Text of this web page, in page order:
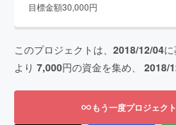
目標金額30,000円
このプロジェクトは、 2018/12/04
より 7,000円の資金を集め、 2018/
もう一度プロジェク